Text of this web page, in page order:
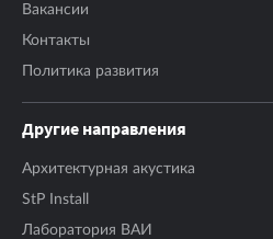
Вакансии
Контакты
Политика развития
Другие направления
Архитектурная акустика
StP Install
Лаборатория ВАИ